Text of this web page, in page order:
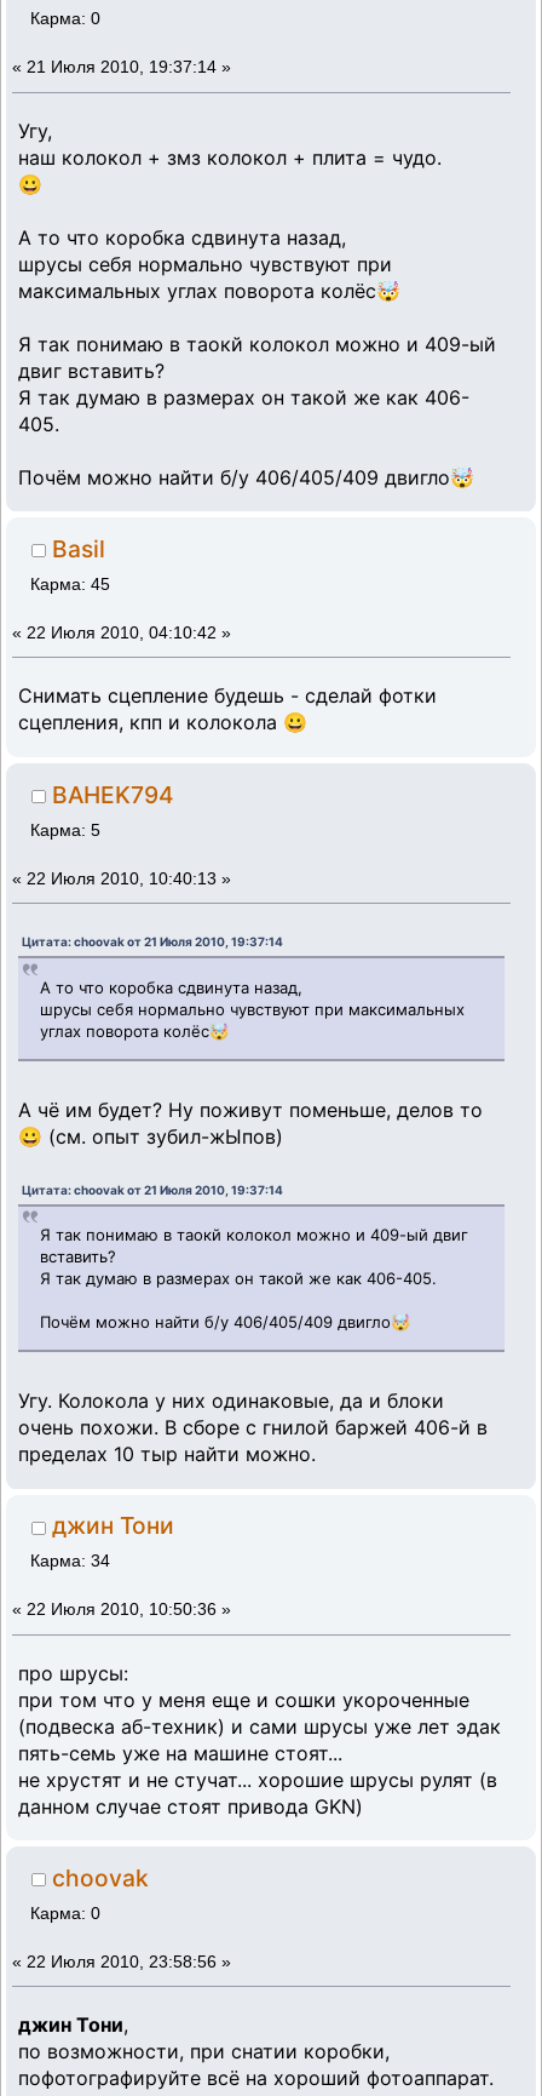
Карма: 0
« 21 Июля 2010, 19:37:14 »
Угу,
наш колокол + змз колокол + плита = чудо.
😀
А то что коробка сдвинута назад,
шрусы себя нормально чувствуют при
максимальных углах поворота колёс🤯
Я так понимаю в таокй колокол можно и 409-ый
двиг вставить?
Я так думаю в размерах он такой же как 406-
405.
Почём можно найти б/у 406/405/409 двигло🤯
Basil
Карма: 45
« 22 Июля 2010, 04:10:42 »
Снимать сцепление будешь - сделай фотки
сцепления, кпп и колокола 😀
BAHEK794
Карма: 5
« 22 Июля 2010, 10:40:13 »
Цитата: choovak от 21 Июля 2010, 19:37:14
А то что коробка сдвинута назад,
шрусы себя нормально чувствуют при максимальных
углах поворота колёс🤯
А чё им будет? Ну поживут поменьше, делов то
😀 (см. опыт зубил-жЫпов)
Цитата: choovak от 21 Июля 2010, 19:37:14
Я так понимаю в таокй колокол можно и 409-ый двиг
вставить?
Я так думаю в размерах он такой же как 406-405.
Почём можно найти б/у 406/405/409 двигло🤯
Угу. Колокола у них одинаковые, да и блоки
очень похожи. В сборе с гнилой баржей 406-й в
пределах 10 тыр найти можно.
джин Тони
Карма: 34
« 22 Июля 2010, 10:50:36 »
про шрусы:
при том что у меня еще и сошки укороченные
(подвеска аб-техник) и сами шрусы уже лет эдак
пять-семь уже на машине стоят...
не хрустят и не стучат... хорошие шрусы рулят (в
данном случае стоят привода GKN)
choovak
Карма: 0
« 22 Июля 2010, 23:58:56 »
джин Тони,
по возможности, при снатии коробки,
пофотографируйте всё на хороший фотоаппарат.